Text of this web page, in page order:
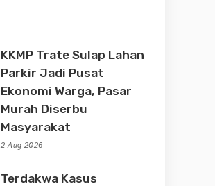
KKMP Trate Sulap Lahan
Parkir Jadi Pusat
Ekonomi Warga, Pasar
Murah Diserbu
Masyarakat
2 Aug 2026
Terdakwa Kasus